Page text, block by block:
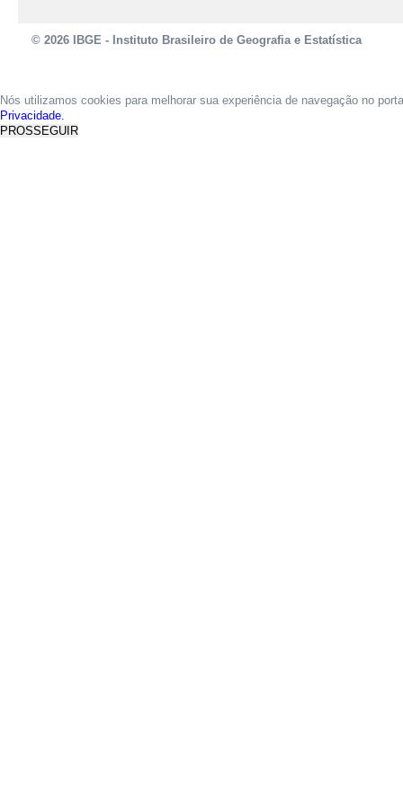
© 2026 IBGE - Instituto Brasileiro de Geografia e Estatística
Nós utilizamos cookies para melhorar sua experiência de navegação no
Privacidade.
PROSSEGUIR